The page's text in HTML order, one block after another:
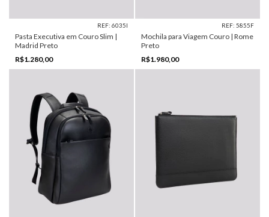
REF: 6035I
Pasta Executiva em Couro Slim |
Madrid Preto
R$1.280,00
REF: 5855F
Mochila para Viagem Couro | Rome
Preto
R$1.980,00